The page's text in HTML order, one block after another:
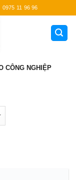
0975 11 96 96
CÔNG NGHIỆP